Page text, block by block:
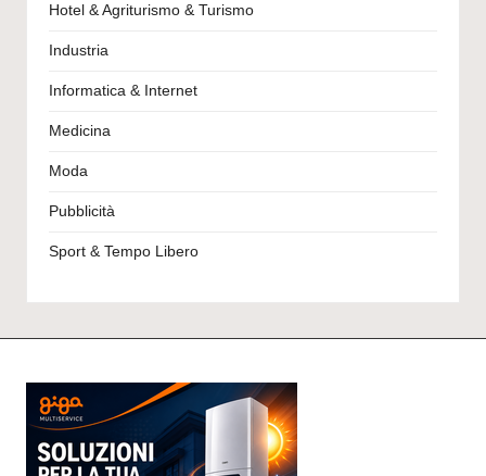
Hotel & Agriturismo & Turismo
Industria
Informatica & Internet
Medicina
Moda
Pubblicità
Sport & Tempo Libero